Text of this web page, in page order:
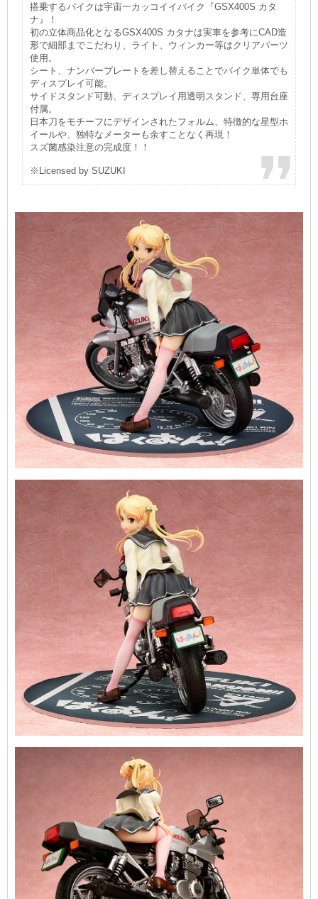
搭乗するバイクは宇宙一カッコイイバイク『GSX400S カタ
ナ』！
初の立体商品化となるGSX400S カタナは実車を参考にCAD造
形で細部までこだわり、ライト、ウィンカー等はクリアパーツ
使用。
シート、ナンバープレートを差し替えることでバイク単体でも
ディスプレイ可能。
サイドスタンド可動、ディスプレイ用透明スタンド、専用台座
付属。
日本刀をモチーフにデザインされたフォルム、特徴的な星型ホ
イールや、独特なメーターも余すことなく再現！
スズ菌感染注意の完成度！！
※Licensed by SUZUKI